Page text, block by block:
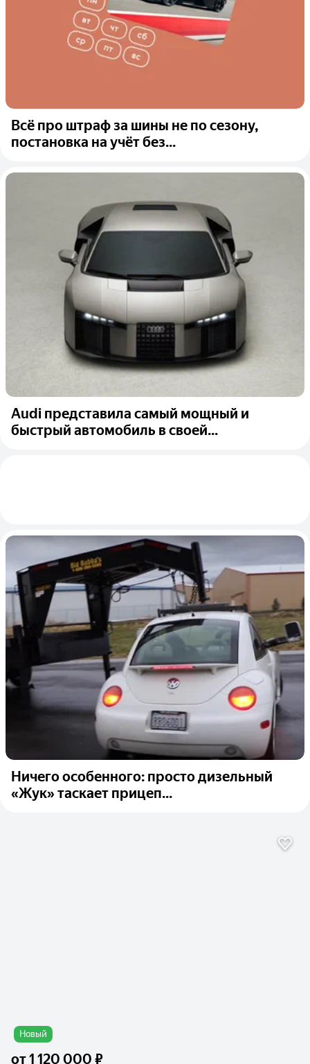
Всё про штраф за шины не по сезону,
постановка на учёт без...
Audi представила самый мощный и
быстрый автомобиль в своей...
Ничего особенного: просто дизельный
«Жук» таскает прицеп...
Новый
от1 120 000 ₽